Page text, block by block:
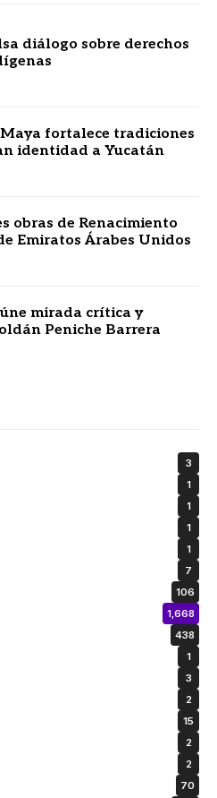
diálogo sobre derechos
fortalece tradiciones
identidad a Yucatán
obras de Renacimiento
Emiratos Árabes Unidos
mirada crítica y
Peniche Barrera
3
1
1
1
1
7
106
1,668
438
1
3
2
15
2
2
70